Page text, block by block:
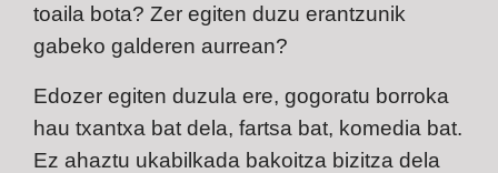
toaila bota? Zer egiten duzu erantzunik
gabeko galderen aurrean?
Edozer egiten duzula ere, gogoratu borroka
hau txantxa bat dela, fartsa bat, komedia bat.
Ez ahaztu ukabilkada bakoitza bizitza dela